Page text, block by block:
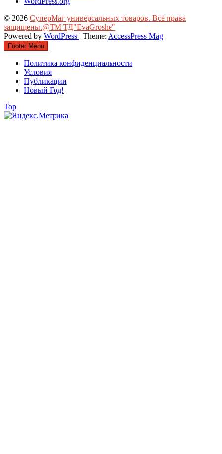
© 2026 СуперМаг универсальных товаров. Все права
защищены.@ТМ ТД"EvaGroshe"
Powered by WordPress | Theme: AccessPress Mag
Footer Menu
Политика конфиденциальности
Условия
Публикации
Новый Год!
Top